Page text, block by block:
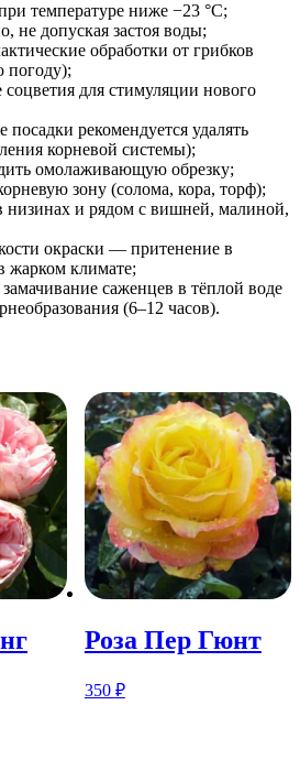
температуре ниже −23 °C;
не допуская застоя воды;
обработки от грибков
погоду);
соцветия для стимуляции нового
посадки рекомендуется удалять
корневой системы);
омолаживающую обрезку;
зону (солома, кора, торф);
низинах и рядом с вишней, малиной,
окраски — притенение в
жарком климате;
саженцев в тёплой воде
(6–12 часов).
Розa Пер Гюнт
350 ₽